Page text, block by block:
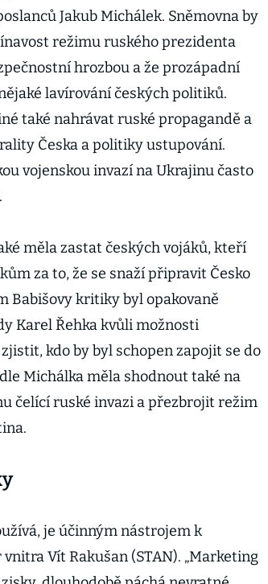
Jakub Michálek. Sněmovna by
režimu ruského prezidenta
hrozbou a že prozápadní
lavírování českých politiků.
také nahrávat ruské propagandě a
Česka a politiky ustupování.
vojenskou invazí na Ukrajinu často
měla zastat českých vojáků, kteří
za to, že se snaží připravit Česko
Babišovy kritiky byl opakovaně
Karel Řehka kvůli možnosti
kdo by byl schopen zapojit se do
Michálka měla shodnout také na
čelící ruské invazi a přezbrojit režim
je účinným nástrojem k
Vít Rakušan (STAN). „Marketing